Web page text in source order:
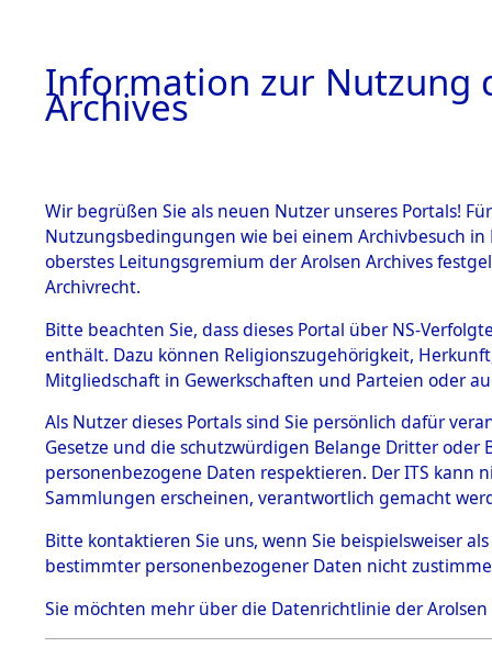
BESTÄNDE
1.
mente
5. Verschiedenes
5.3
Todesmärsche
5.3.1 Alliierte
Erhebungen
zu
Todesmärsch
en
5.3.2
Information zur Nutzung
Archives
Wir begrüßen Sie als neuen Nutzer unseres Portals!
Nutzungsbedingungen wie bei einem Archivbesuch
oberstes Leitungsgremium der Arolsen Archives
Archivrecht.
Bitte beachten Sie, dass dieses Portal über NS-
enthält. Dazu können Religionszugehörigkeit,
Mitgliedschaft in Gewerkschaften und Parteien oder
Als Nutzer dieses Portals sind Sie persönlich dafür
Gesetze und die schutzwürdigen Belange Dritter
personenbezogene Daten respektieren. Der ITS
Sammlungen erscheinen, verantwortlich gemacht
Bitte kontaktieren Sie uns, wenn Sie beispielsweiser
bestimmter personenbezogener Daten nicht
Sie möchten mehr über die Datenrichtlinie der Arolsen